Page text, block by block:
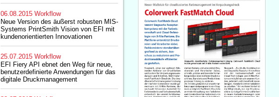
06.08.2015 Workflow
Neue Version des äußerst robusten MIS-
Systems PrintSmith Vision von EFI mit
kundenorientierten Innovationen
25.07.2015 Workflow
EFI Fiery API ebnet den Weg für neue,
benutzerdefinierte Anwendungen für das
digitale Druckmanagement